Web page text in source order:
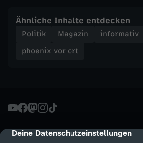
cmp-dialog-description
Deine Datenschutzeinstellungen
B
e
r
Ähnliche Inhalte entdecken
Politik Magazin
informativ
phoenix vor ort